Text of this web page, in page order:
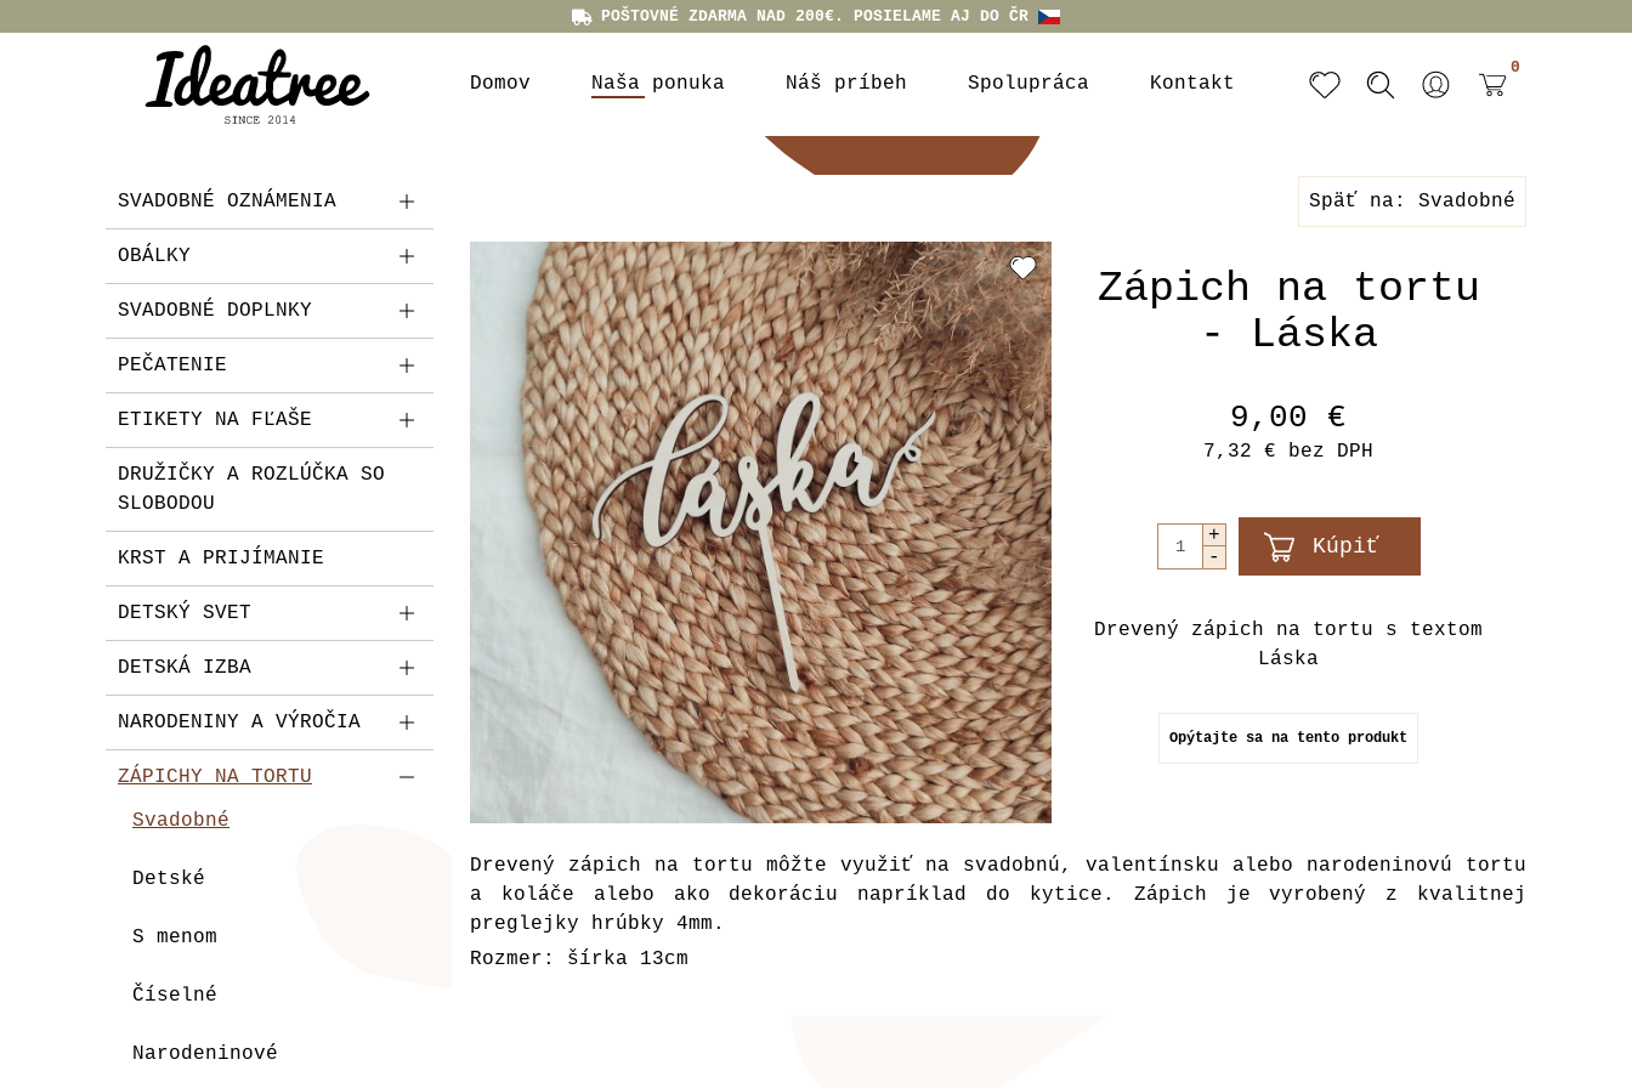
POŠTOVNÉ ZDARMA NAD 200€. POSIELAME AJ DO ČR
Domov Naša ponuka Náš príbeh Spolupráca Kontakt
0
SVADOBNÉ OZNÁMENIA
OBÁLKY
SVADOBNÉ DOPLNKY
PEČATENIE
ETIKETY NA FĽAŠE
DRUŽIČKY A ROZLÚČKA SO
SLOBODOU
KRST A PRIJÍMANIE
DETSKÝ SVET
DETSKÁ IZBA
NARODENINY A VÝROČIA
ZÁPICHY NA TORTU
Svadobné
Detské
S menom
Číselné
Narodeninové
Späť na: Svadobné
Zápich na tortu
- Láska
9,00 €
7,32 € bez DPH
Drevený zápich na tortu s textom
Láska
Opýtajte sa na tento produkt
Drevený zápich na tortu môžte využiť na svadobnú, valentínsku alebo narodeninovú tortu
a koláče alebo ako dekoráciu napríklad do kytice. Zápich je vyrobený z kvalitnej
preglejky hrúbky 4mm.
Rozmer: šírka 13cm